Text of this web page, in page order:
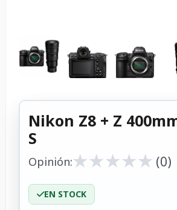
Nikon Z8 + Z
S
Opinión:★
★★
★★
★★
★★
★ (0)
EN STOCK